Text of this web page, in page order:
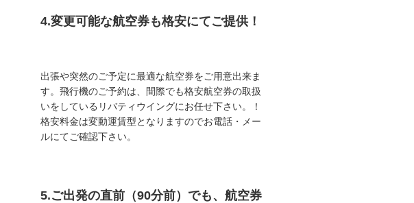
4.変更可能な航空券も格安にてご提供！
出張や突然のご予定に最適な航空券をご用意出来ま
す。飛行機のご予約は、間際でも格安航空券の取扱
いをしているリバティウイングにお任せ下さい。！
格安料金は変動運賃型となりますのでお電話・メー
ルにてご確認下さい。
5.ご出発の直前（90分前）でも、航空券